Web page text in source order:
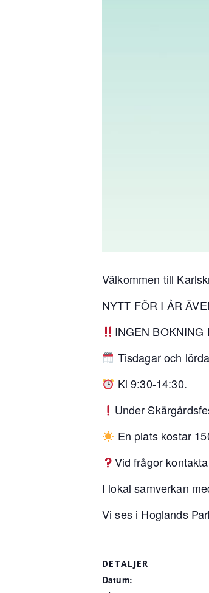
Välkommen till
NYTT FÖR I ÅR
INGEN BOKNING
Tisdagar och
Kl 9:30-14:30.
Under
En plats kostar
Vid frågor
I lokal samverkan
Vi ses i Hoglands
DETALJER
Datum: